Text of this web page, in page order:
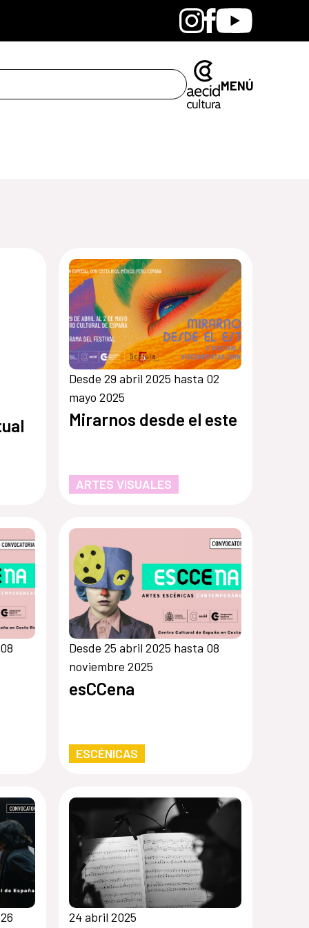
BandcampInstagram
Facebook
Youtube
MENÚ
Desde 29 abril 2025 hasta 02
mayo 2025
Mirarnos desde el este
ARTES VISUALES
Desde 25 abril 2025 hasta 08
noviembre 2025
esCCena
ESCÉNICAS
24 abril 2025